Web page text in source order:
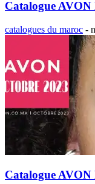
Catalogue
catalogues du maroc -
Catalogue